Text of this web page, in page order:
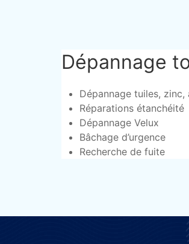
Dépannage
Dépannage tuiles, zinc,
Réparations étanchéité
Dépannage Velux
Bâchage d’urgence
Recherche de fuite